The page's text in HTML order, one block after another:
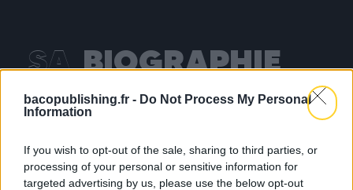
bacopublishing.fr - Do Not Process My Personal
Information
If you wish to opt-out of the sale, sharing to third parties, or
processing of your personal or sensitive information for
targeted advertising by us, please use the below opt-out
SABIOGRAPHIE
Sligoville, paisible bourgade où il est né, située
même située à une quinzaine de kilomètres de
Kingston. Ce sont autant de kilomètres